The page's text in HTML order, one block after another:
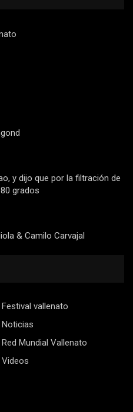
y dijo que por la filtración de
grados
& Camilo Carvajal
Festival vallenato
Noticias
Red Mundial Vallenato
Videos